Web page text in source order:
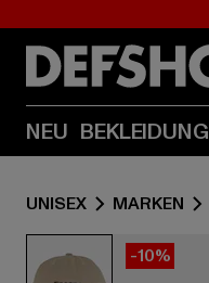
NEU BEKLEIDUNG
UNISEX MARKEN
-10%